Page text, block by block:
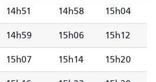
14h51 14h58 15h04
14h59 15h06 15h12
15h07 15h14 15h20